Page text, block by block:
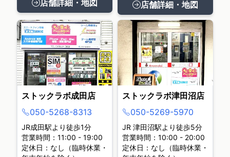
店舗詳細・地図 店舗詳細・地図
ストックラボ成田店
050-5268-8313
JR成田駅より徒歩1分
営業時間：11:00 - 19:00
定休日：なし（臨時休業・
ストックラボ津田沼店
050-5269-5970
JR 津田沼駅より徒歩5分
営業時間：10:00 - 20:00
定休日：なし（臨時休業・